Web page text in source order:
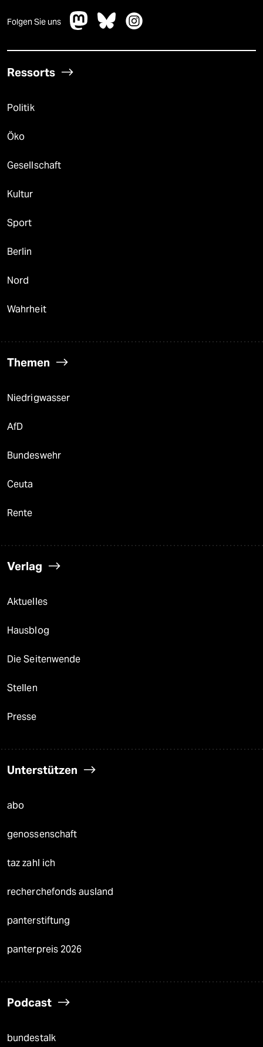
Folgen Sie uns
Ressorts
Politik
Öko
Gesellschaft
Kultur
Sport
Berlin
Nord
Wahrheit
Themen
Niedrigwasser
AfD
Bundeswehr
Ceuta
Rente
Verlag
Aktuelles
Hausblog
Die Seitenwende
Stellen
Presse
Unterstützen
abo
genossenschaft
taz zahl ich
recherchefonds ausland
panterstiftung
panterpreis 2026
Podcast
bundestalk